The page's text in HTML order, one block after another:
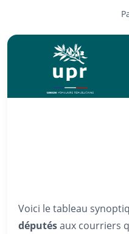
Voici le tableau
députésaux courriers